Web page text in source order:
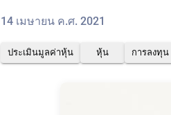
14 เมษายน ค.ศ. 2021
ประเมินมูลค่าหุ้น หุ้น การลงทุน